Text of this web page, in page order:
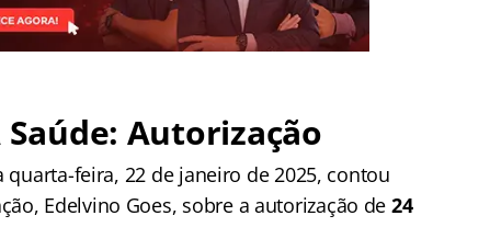
Autorização
feira, 22 de janeiro de 2025, contou
Edelvino Goes, sobre a autorização de 24